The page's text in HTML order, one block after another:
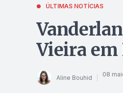
ÚLTIMAS NOTÍCIAS
Vieira em
Aline Bouhid 08